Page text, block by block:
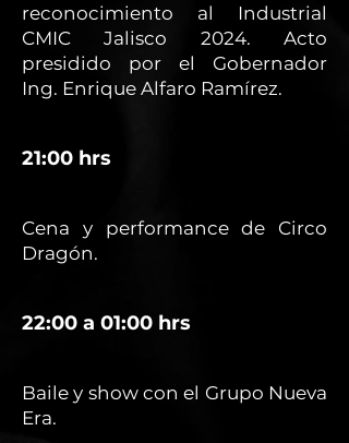
reconocimiento al Industrial
CMIC Jalisco 2024. Acto
presidido por el Gobernador
Ing. Enrique Alfaro Ramírez.
21:00 hrs
Cena y performance de Circo
Dragón.
22:00 a 01:00 hrs
Baile y show con el Grupo Nueva
Era.